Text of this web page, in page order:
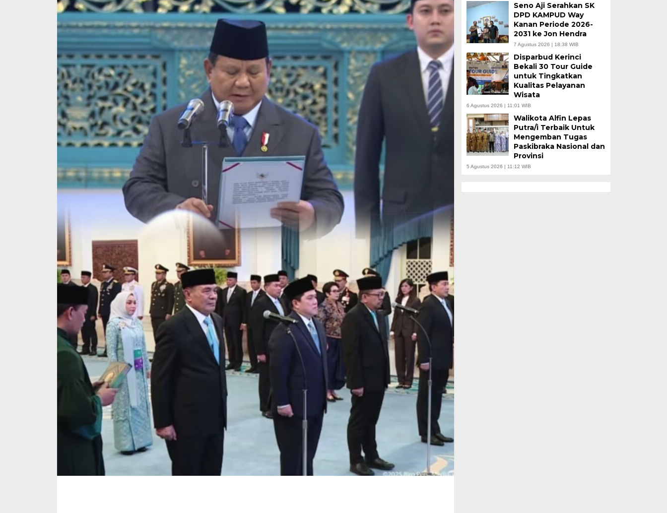
Seno Aji Serahkan SK
DPD KAMPUD Way
Kanan Periode 2026-
2031 ke Jon Hendra
7 Agustus 2026 | 18:38 WIB
Disparbud Kerinci
Bekali 30 Tour Guide
untuk Tingkatkan
Kualitas Pelayanan
Wisata
6 Agustus 2026 | 11:01 WIB
Walikota Alfin Lepas
Putra/i Terbaik Untuk
Mengemban Tugas
Paskibraka Nasional dan
Provinsi
5 Agustus 2026 | 11:12 WIB